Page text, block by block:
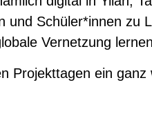
und Schüler*innen zu
Vernetzung
Projekttagen ein